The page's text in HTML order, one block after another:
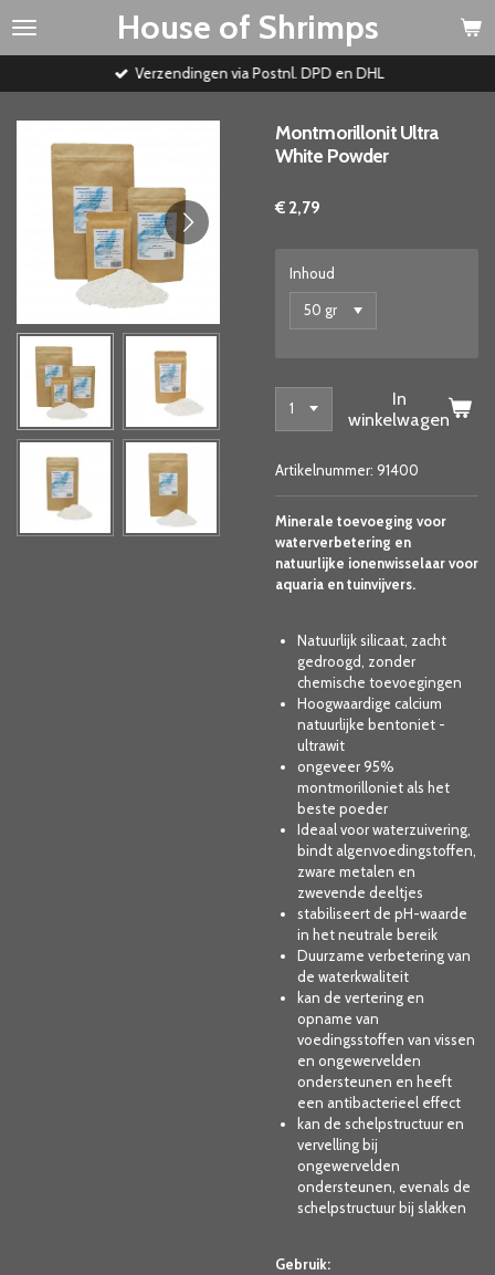
Ga
House of Shrimps
Verzendingen via Postnl. DPD en DHL
Montmorillonit Ultra
White Powder
€ 2,79
Inhoud
In
winkelwagen
Artikelnummer: 91400
Minerale toevoeging voor
waterverbetering en
natuurlijke ionenwisselaar voor
aquaria en tuinvijvers.
Natuurlijk silicaat, zacht
gedroogd, zonder
chemische toevoegingen
Hoogwaardige calcium
natuurlijke bentoniet -
ultrawit
ongeveer 95%
montmorilloniet als het
beste poeder
Ideaal voor waterzuivering,
bindt algenvoedingstoffen,
zware metalen en
zwevende deeltjes
stabiliseert de pH-waarde
in het neutrale bereik
Duurzame verbetering van
de waterkwaliteit
kan de vertering en
opname van
voedingsstoffen van vissen
en ongewervelden
ondersteunen en heeft
een antibacterieel effect
kan de schelpstructuur en
vervelling bij
ongewervelden
ondersteunen, evenals de
schelpstructuur bij slakken
Gebruik: